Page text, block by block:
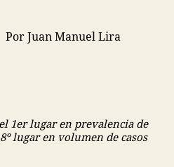
Por Juan Manuel Lira
1er lugar en prevalencia de
lugar en volumen de casos